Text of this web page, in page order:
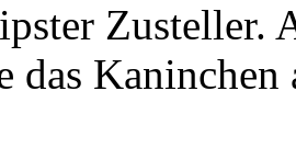
Zusteller.
das Kaninchen